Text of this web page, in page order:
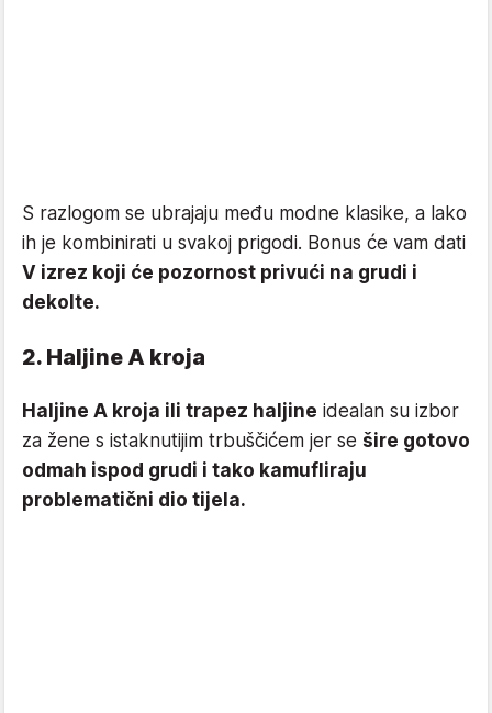
S razlogom se ubrajaju među modne klasike, a lako
ih je kombinirati u svakoj prigodi. Bonus će vam dati
V izrez koji će pozornost privući na grudi i
dekolte.
2. Haljine A kroja
Haljine A kroja ili trapez haljine idealan su izbor
za žene s istaknutijim trbuščićem jer se šire gotovo
odmah ispod grudi i tako kamufliraju
problematični dio tijela.